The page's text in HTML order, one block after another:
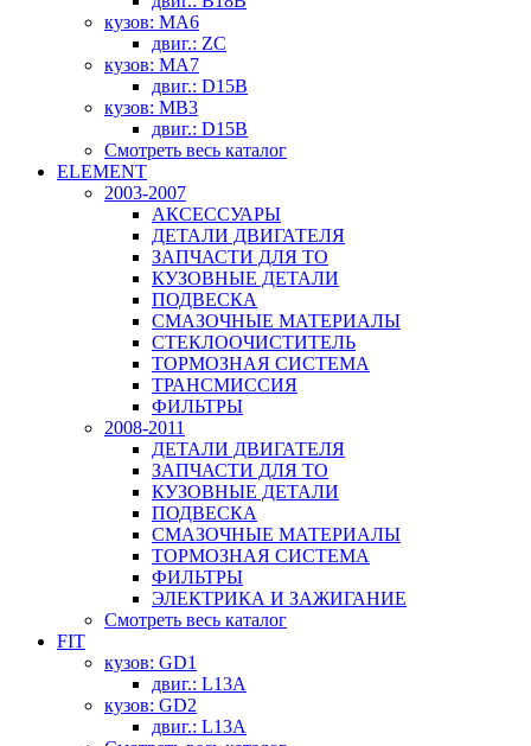
кузов: MA6
двиг.: ZC
кузов: MA7
двиг.: D15B
кузов: MB3
двиг.: D15B
Смотреть весь каталог
ELEMENT
2003-2007
АКСЕССУАРЫ
ДЕТАЛИ ДВИГАТЕЛЯ
ЗАПЧАСТИ ДЛЯ ТО
КУЗОВНЫЕ ДЕТАЛИ
ПОДВЕСКА
СМАЗОЧНЫЕ МАТЕРИАЛЫ
СТЕКЛООЧИСТИТЕЛЬ
ТОРМОЗНАЯ СИСТЕМА
ТРАНСМИССИЯ
ФИЛЬТРЫ
2008-2011
ДЕТАЛИ ДВИГАТЕЛЯ
ЗАПЧАСТИ ДЛЯ ТО
КУЗОВНЫЕ ДЕТАЛИ
ПОДВЕСКА
СМАЗОЧНЫЕ МАТЕРИАЛЫ
ТОРМОЗНАЯ СИСТЕМА
ФИЛЬТРЫ
ЭЛЕКТРИКА И ЗАЖИГАНИЕ
Смотреть весь каталог
FIT
кузов: GD1
двиг.: L13A
кузов: GD2
двиг.: L13A